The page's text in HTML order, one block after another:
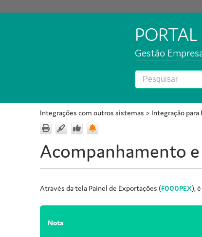
Gestão
Integrações com outros sistemas > Integração para
Acompanhamento
Através da tela Painel de Exportações (F000PEX),
Nota